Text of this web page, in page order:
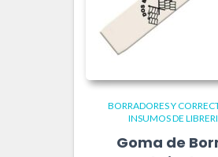
BORRADORES Y
INSUMOS DE
Goma de